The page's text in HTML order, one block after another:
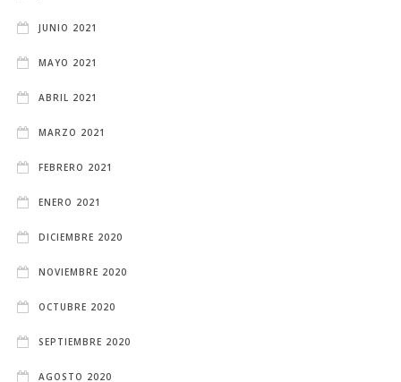
JUNIO 2021
MAYO 2021
ABRIL 2021
MARZO 2021
FEBRERO 2021
ENERO 2021
DICIEMBRE 2020
NOVIEMBRE 2020
OCTUBRE 2020
SEPTIEMBRE 2020
AGOSTO 2020